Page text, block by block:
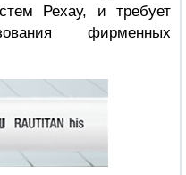
Рехау, и требует
фирменных